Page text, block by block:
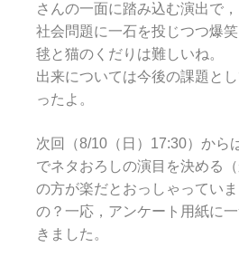
さんの一面に踏み込む演出で
社会問題に一石を投じつつ爆笑
毬と猫のくだりは難しいね。
出来については今後の課題と
ったよ。
次回（8/10（日）17:30）から
でネタおろしの演目を決める
の方が楽だとおっしゃってい
の？一応，アンケート用紙に
きました。